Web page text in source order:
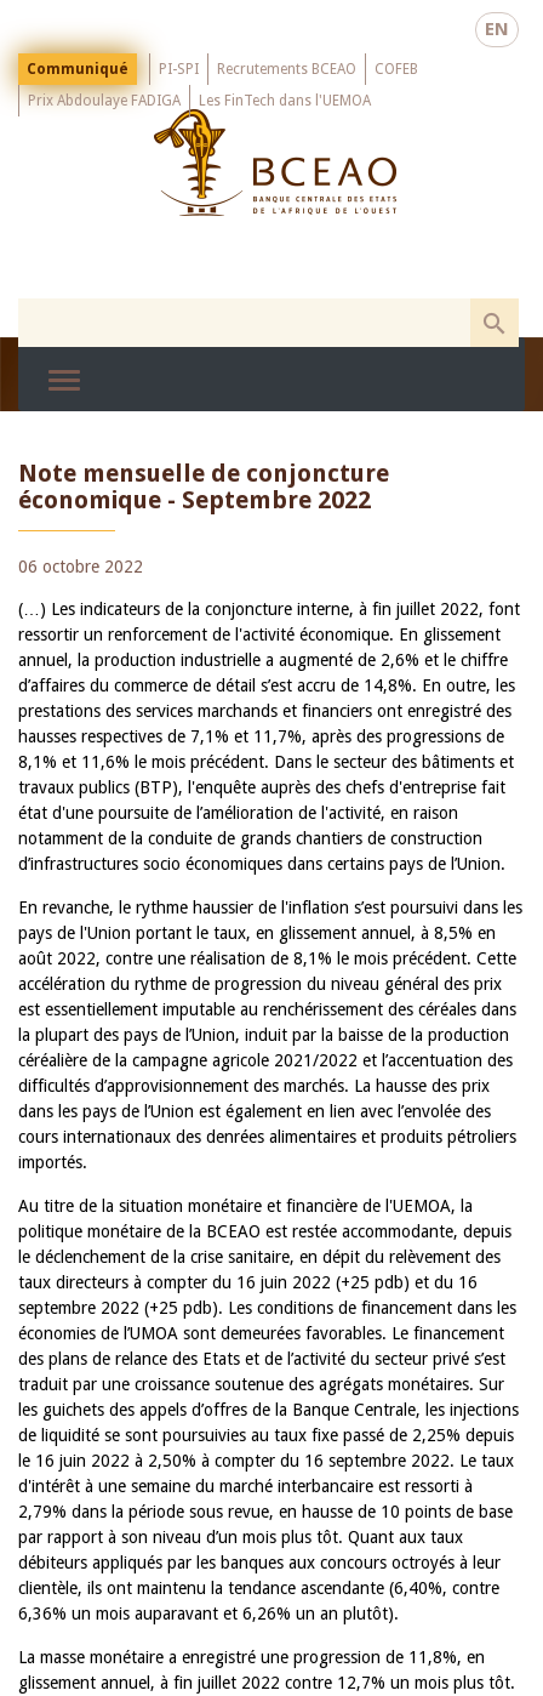
main
EN
Menu
Top
Communiqué PI-SPI Recrutements BCEAO
COFEB
Prix Abdoulaye FADIGA
Les FinTech dans l'UEMOA
Note mensuelle de conjoncture
économique - Septembre 2022
06 octobre 2022
(…) Les indicateurs de la conjoncture interne, à fin juillet 2022, font
ressortir un renforcement de l'activité économique. En glissement
annuel, la production industrielle a augmenté de 2,6% et le chiffre
d’affaires du commerce de détail s’est accru de 14,8%. En outre, les
prestations des services marchands et financiers ont enregistré des
hausses respectives de 7,1% et 11,7%, après des progressions de
8,1% et 11,6% le mois précédent. Dans le secteur des bâtiments et
travaux publics (BTP), l'enquête auprès des chefs d'entreprise fait
état d'une poursuite de l’amélioration de l'activité, en raison
notamment de la conduite de grands chantiers de construction
d’infrastructures socio économiques dans certains pays de l’Union.
En revanche, le rythme haussier de l'inflation s’est poursuivi dans les
pays de l'Union portant le taux, en glissement annuel, à 8,5% en
août 2022, contre une réalisation de 8,1% le mois précédent. Cette
accélération du rythme de progression du niveau général des prix
est essentiellement imputable au renchérissement des céréales dans
la plupart des pays de l’Union, induit par la baisse de la production
céréalière de la campagne agricole 2021/2022 et l’accentuation des
difficultés d’approvisionnement des marchés. La hausse des prix
dans les pays de l’Union est également en lien avec l’envolée des
cours internationaux des denrées alimentaires et produits pétroliers
importés.
Au titre de la situation monétaire et financière de l'UEMOA, la
politique monétaire de la BCEAO est restée accommodante, depuis
le déclenchement de la crise sanitaire, en dépit du relèvement des
taux directeurs à compter du 16 juin 2022 (+25 pdb) et du 16
septembre 2022 (+25 pdb). Les conditions de financement dans les
économies de l’UMOA sont demeurées favorables. Le financement
des plans de relance des Etats et de l’activité du secteur privé s’est
traduit par une croissance soutenue des agrégats monétaires. Sur
les guichets des appels d’offres de la Banque Centrale, les injections
de liquidité se sont poursuivies au taux fixe passé de 2,25% depuis
le 16 juin 2022 à 2,50% à compter du 16 septembre 2022. Le taux
d'intérêt à une semaine du marché interbancaire est ressorti à
2,79% dans la période sous revue, en hausse de 10 points de base
par rapport à son niveau d’un mois plus tôt. Quant aux taux
débiteurs appliqués par les banques aux concours octroyés à leur
clientèle, ils ont maintenu la tendance ascendante (6,40%, contre
6,36% un mois auparavant et 6,26% un an plutôt).
La masse monétaire a enregistré une progression de 11,8%, en
glissement annuel, à fin juillet 2022 contre 12,7% un mois plus tôt.